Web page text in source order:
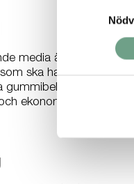
media är en
ska hanteras.
gummibelagda ventiler
ekonomisk synvinkel.